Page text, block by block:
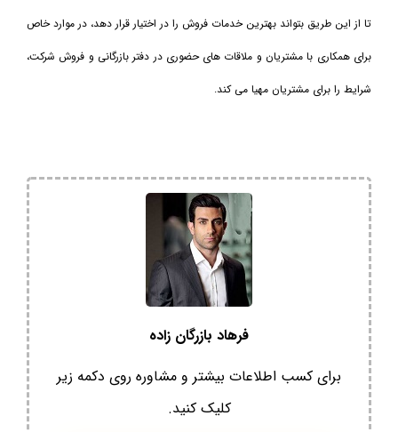
تا از این طریق بتواند بهترین خدمات فروش را در اختیار قرار دهد، در موارد خاص
برای همکاری با مشتریان و ملاقات های حضوری در دفتر بازرگانی و فروش شرکت،
شرایط را برای مشتریان مهیا می کند.
فرهاد بازرگان زاده
برای کسب اطلاعات بیشتر و مشاوره روی دکمه زیر
کلیک کنید.